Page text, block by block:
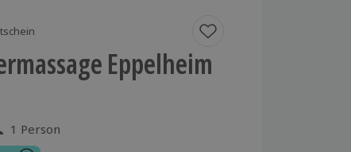
Eppelheim
6 Bewertungen
1 Person